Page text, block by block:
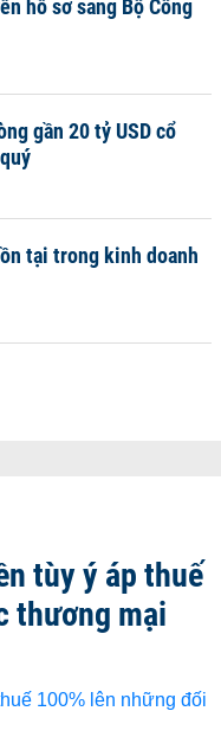
hồ sơ sang Bộ Công
gần 20 tỷ USD cổ
tại trong kinh doanh
tùy ý áp thuế
thương mại